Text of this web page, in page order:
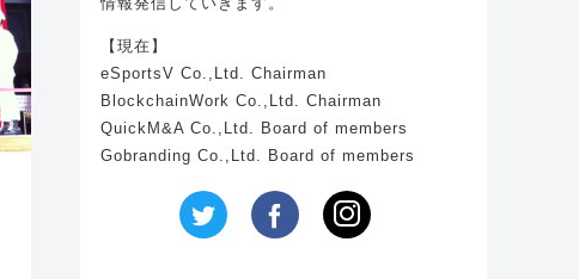
【現在】
eSportsV Co.,Ltd. Chairman
BlockchainWork Co.,Ltd. Chairman
QuickM&A Co.,Ltd. Board of members
Gobranding Co.,Ltd. Board of members